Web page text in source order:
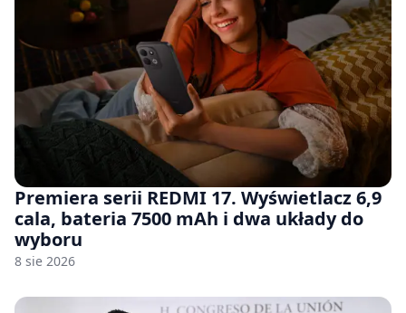
Premiera serii REDMI 17. Wyświetlacz 6,9
cala, bateria 7500 mAh i dwa układy do
wyboru
8 sie 2026